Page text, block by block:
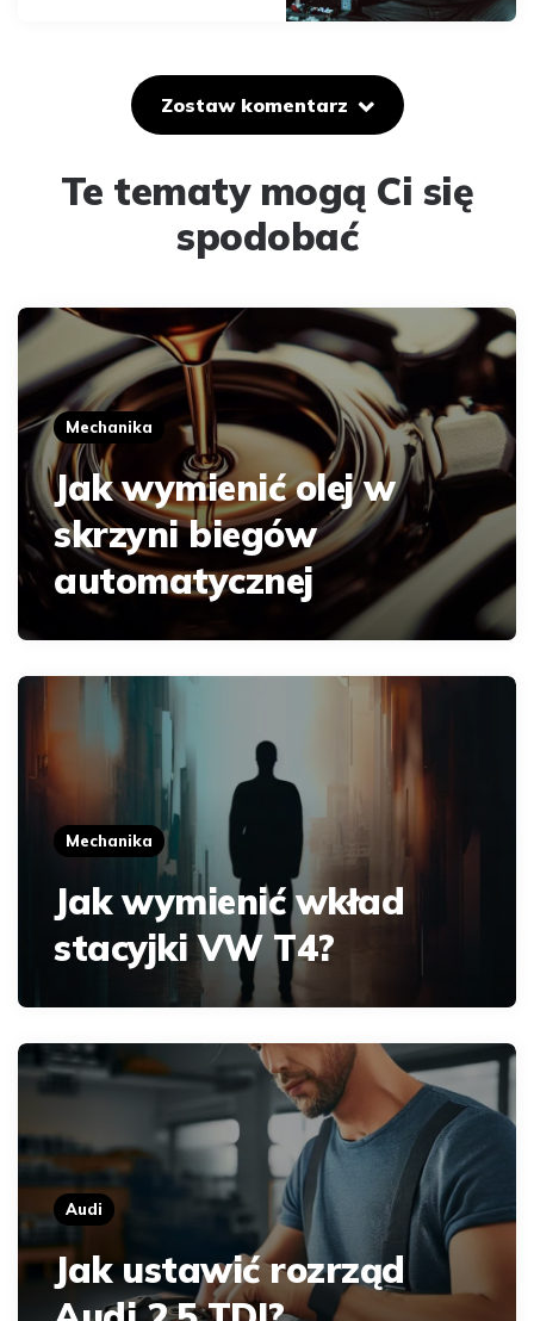
Zostaw komentarz
Te tematy mogą Ci się
spodobać
Mechanika
Jak wymienić olej w
skrzyni biegów
automatycznej
Mechanika
Jak wymienić wkład
stacyjki VW T4?
Audi
Jak ustawić rozrząd